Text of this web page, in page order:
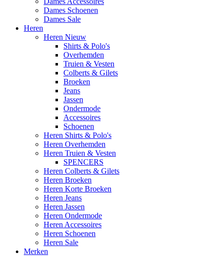
Dames Schoenen
Dames Sale
Heren
Heren Nieuw
Shirts & Polo's
Overhemden
Truien & Vesten
Colberts & Gilets
Broeken
Jeans
Jassen
Ondermode
Accessoires
Schoenen
Heren Shirts & Polo's
Heren Overhemden
Heren Truien & Vesten
SPENCERS
Heren Colberts & Gilets
Heren Broeken
Heren Korte Broeken
Heren Jeans
Heren Jassen
Heren Ondermode
Heren Accessoires
Heren Schoenen
Heren Sale
Merken